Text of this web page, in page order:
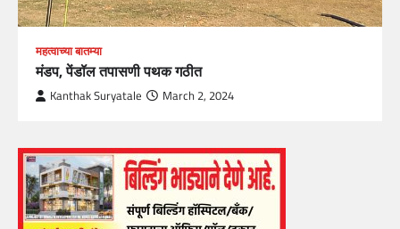
महत्वाच्या बातम्या
मंडप, पेंडॉल तपासणी पथक गठीत
Kanthak Suryatale March 2, 2024